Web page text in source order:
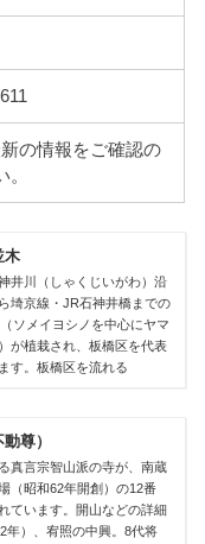
の情報をご確認の
木
井川（しゃくじいがわ）沿
埼京線・JR石神井橋までの
ソメイヨシノを中心にヤマ
が植栽され、板橋区を代表
す。板橋区を流れる
尊）
真言宗智山派の寺が、南蔵
（昭和62年開創）の12番
ています。開山などの詳細
年）、宥照の中興。8代将